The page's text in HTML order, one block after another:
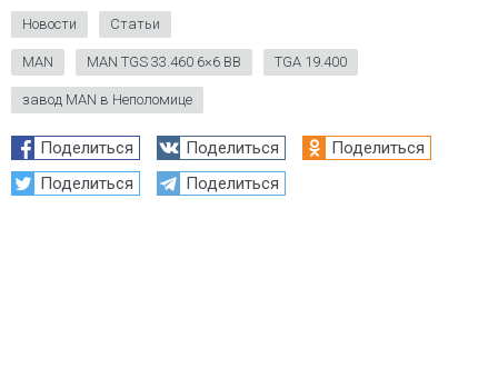
Новости Статьи
MAN MAN TGS 33.460 6×6 BB TGA 19.400
завод MAN в Неполомице
Поделиться Поделиться
Поделиться
Поделиться
Поделиться